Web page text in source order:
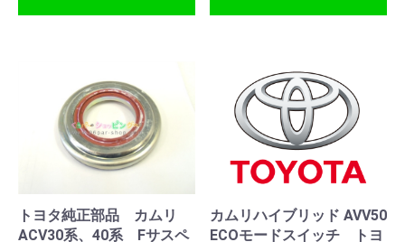
トヨタ純正部品 カムリ
ACV30系、40系 Fサスペ
カムリハイブリッド AVV50
ECOモードスイッチ トヨ